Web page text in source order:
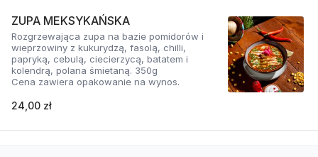
ZUPA MEKSYKAŃSKA
Rozgrzewająca zupa na bazie pomidorów i
wieprzowiny z kukurydzą, fasolą, chilli,
papryką, cebulą, ciecierzycą, batatem i
kolendrą, polana śmietaną. 350g
Cena zawiera opakowanie na wynos.
24,00 zł